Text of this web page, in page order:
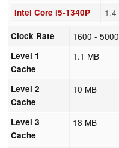
Intel Core i5-1340P 1.4
Clock Rate 1600 -
Level 1
Cache
1.1 MB
Level 2
Cache
10 MB
Level 3
Cache
18 MB